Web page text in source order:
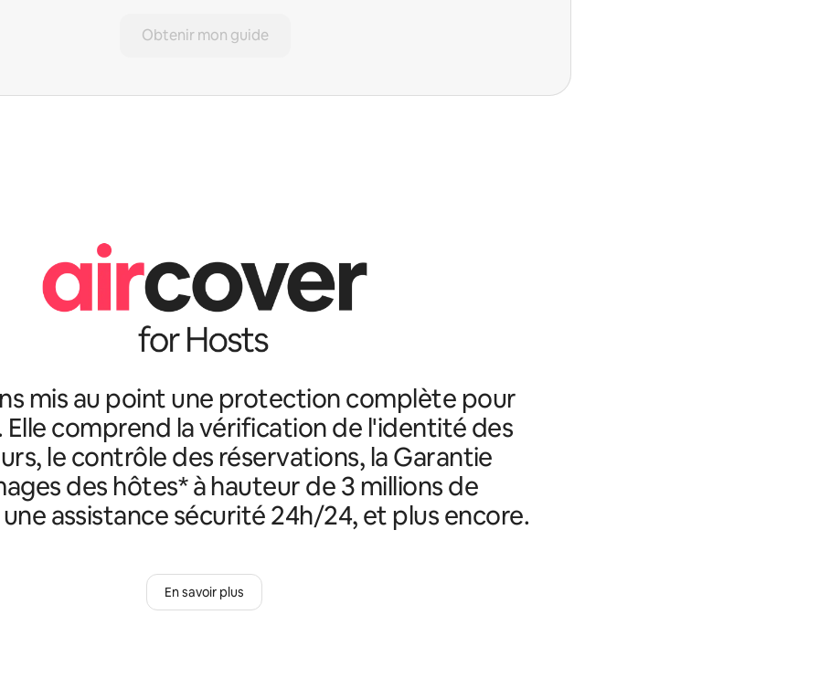
Obtenir mon guide
mis au point une protection complète pour
Elle comprend la vérification de l'identité des
le contrôle des réservations, la Garantie
des hôtes* à hauteur de 3 millions de
assistance sécurité 24h/24, et plus encore.
En savoir plus